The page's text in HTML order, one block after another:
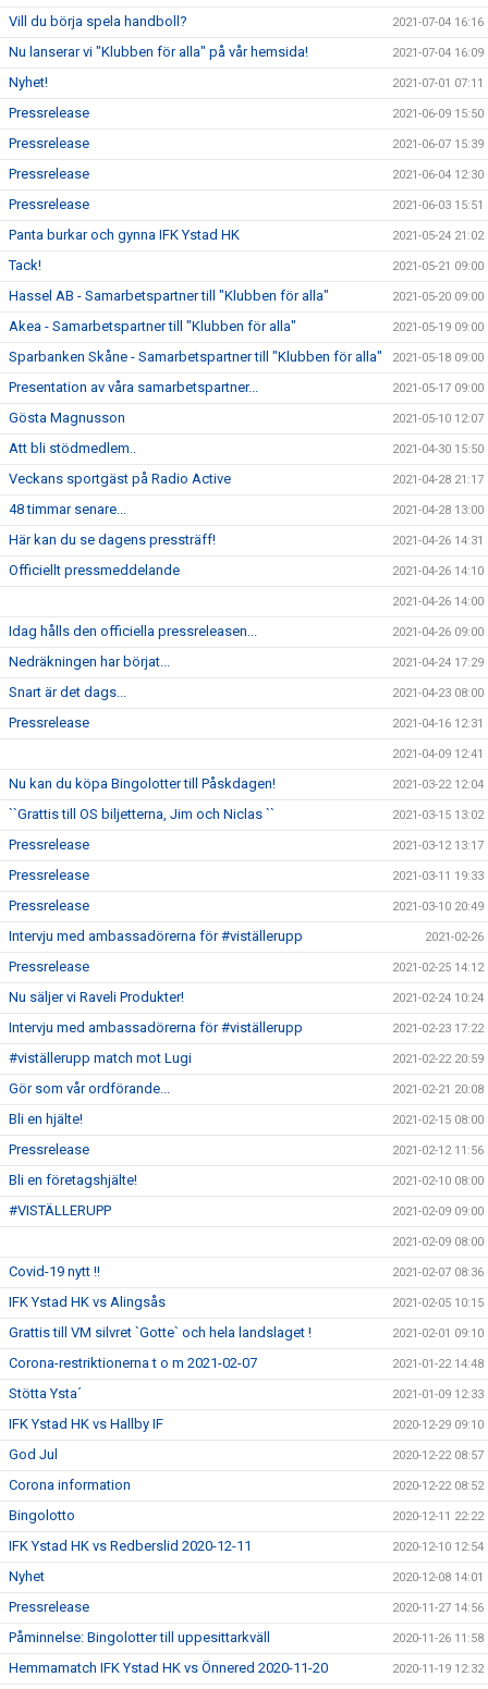
Vill du börja spela handboll? 2021-07-04 16:16
Nu lanserar vi "Klubben för alla" på vår hemsida! 2021-07-04 16:09
Nyhet! 2021-07-01 07:11
Pressrelease 2021-06-09 15:50
Pressrelease 2021-06-07 15:39
Pressrelease 2021-06-04 12:30
Pressrelease 2021-06-03 15:51
Panta burkar och gynna IFK Ystad HK 2021-05-24 21:02
Tack! 2021-05-21 09:00
Hassel AB - Samarbetspartner till "Klubben för alla" 2021-05-20 09:00
Akea - Samarbetspartner till "Klubben för alla" 2021-05-19 09:00
Sparbanken Skåne - Samarbetspartner till "Klubben för alla" 2021-05-18 09:00
Presentation av våra samarbetspartner... 2021-05-17 09:00
Gösta Magnusson 2021-05-10 12:07
Att bli stödmedlem.. 2021-04-30 15:50
Veckans sportgäst på Radio Active 2021-04-28 21:17
48 timmar senare... 2021-04-28 13:00
Här kan du se dagens pressträff! 2021-04-26 14:31
Officiellt pressmeddelande 2021-04-26 14:10
2021-04-26 14:00
Idag hålls den officiella pressreleasen... 2021-04-26 09:00
Nedräkningen har börjat... 2021-04-24 17:29
Snart är det dags... 2021-04-23 08:00
Pressrelease 2021-04-16 12:31
2021-04-09 12:41
Nu kan du köpa Bingolotter till Påskdagen! 2021-03-22 12:04
``Grattis till OS biljetterna, Jim och Niclas `` 2021-03-15 13:02
Pressrelease 2021-03-12 13:17
Pressrelease 2021-03-11 19:33
Pressrelease 2021-03-10 20:49
Intervju med ambassadörerna för #viställerupp 2021-02-26
Pressrelease 2021-02-25 14:12
Nu säljer vi Raveli Produkter! 2021-02-24 10:24
Intervju med ambassadörerna för #viställerupp 2021-02-23 17:22
#viställerupp match mot Lugi 2021-02-22 20:59
Gör som vår ordförande... 2021-02-21 20:08
Bli en hjälte! 2021-02-15 08:00
Pressrelease 2021-02-12 11:56
Bli en företagshjälte! 2021-02-10 08:00
#VISTÄLLERUPP 2021-02-09 09:00
2021-02-09 08:00
Covid-19 nytt !! 2021-02-07 08:36
IFK Ystad HK vs Alingsås 2021-02-05 10:15
Grattis till VM silvret `Gotte` och hela landslaget ! 2021-02-01 09:10
Corona-restriktionerna t o m 2021-02-07 2021-01-22 14:48
Stötta Ysta´ 2021-01-09 12:33
IFK Ystad HK vs Hallby IF 2020-12-29 09:10
God Jul 2020-12-22 08:57
Corona information 2020-12-22 08:52
Bingolotto 2020-12-11 22:22
IFK Ystad HK vs Redberslid 2020-12-11 2020-12-10 12:54
Nyhet 2020-12-08 14:01
Pressrelease 2020-11-27 14:56
Påminnelse: Bingolotter till uppesittarkväll 2020-11-26 11:58
Hemmamatch IFK Ystad HK vs Önnered 2020-11-20 2020-11-19 12:32